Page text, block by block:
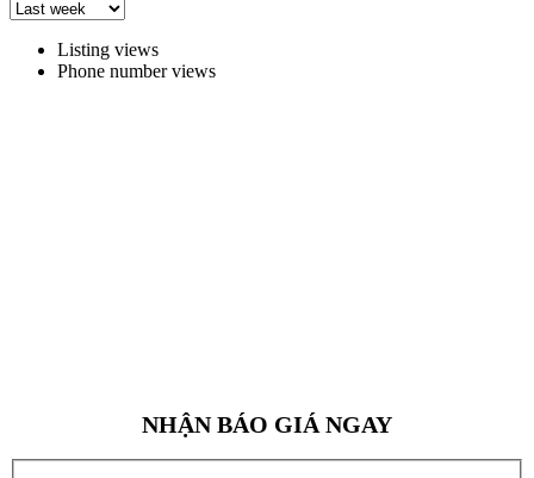
Listing views
Phone number views
NHẬN BÁO GIÁ NGAY